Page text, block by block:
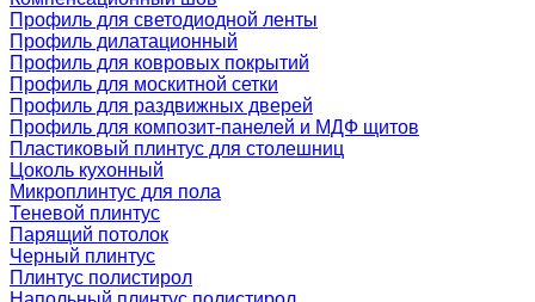
Профиль для светодиодной ленты
Профиль дилатационный
Профиль для ковровых покрытий
Профиль для москитной сетки
Профиль для раздвижных дверей
Профиль для композит-панелей и МДФ щитов
Пластиковый плинтус для столешниц
Цоколь кухонный
Микроплинтус для пола
Теневой плинтус
Парящий потолок
Черный плинтус
Плинтус полистирол